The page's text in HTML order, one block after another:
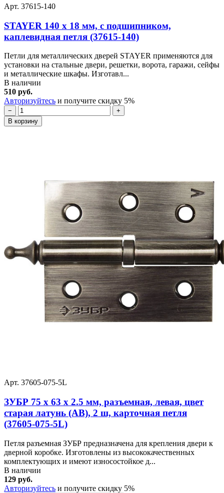
Арт. 37615-140
STAYER 140 х 18 мм, с подшипником,
каплевидная петля (37615-140)
Петли для металлических дверей STAYER применяются для
установки на стальные двери, решетки, ворота, гаражи, сейфы
и металлические шкафы. Изготавл...
В наличии
510 руб.
Авторизуйтесь и получите скидку 5%
−
+
В корзину
Арт. 37605-075-5L
ЗУБР 75 х 63 х 2.5 мм, разъемная, левая, цвет
старая латунь (AB), 2 ш, карточная петля
(37605-075-5L)
Петля разъемная ЗУБР предназначена для крепления двери к
дверной коробке. Изготовлены из высококачественных
комплектующих и имеют износостойкое д...
В наличии
129 руб.
Авторизуйтесь и получите скидку 5%